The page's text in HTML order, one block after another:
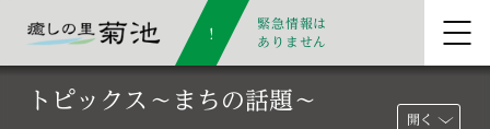
緊急情報は
ありません
トピックス～まちの話題～
開く